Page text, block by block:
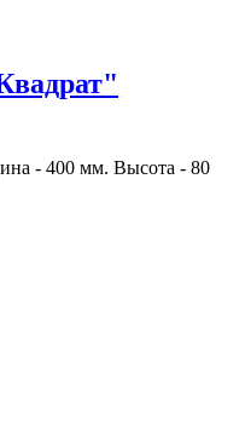
- 400 мм. Высота - 80